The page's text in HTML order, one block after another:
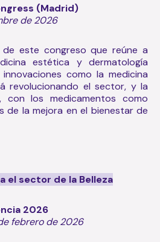
(Madrid)
de 2026
este congreso que reúne a
estética y dermatología
como la medicina
revolucionando el sector, y la
con los medicamentos como
de la mejora en el bienestar de
el sector de la Belleza
2026
febrero de 2026